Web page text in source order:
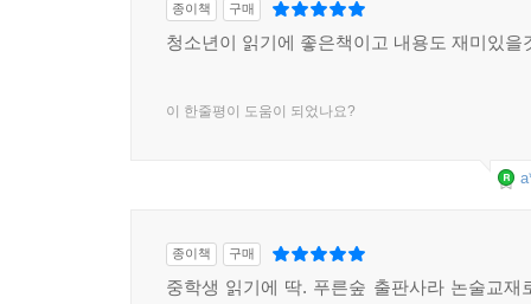
종이책 구매
청소년이 읽기에 좋은책이고 내용도 재미있을
이 한줄평이 도움이 되었나요?
종이책 구매
중학생 읽기에 딱. 푸른숲 출판사라 논술교재